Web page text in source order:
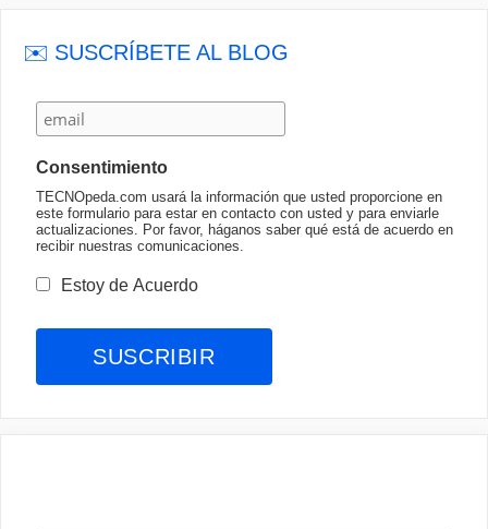
✉️ SUSCRÍBETE AL BLOG
Consentimiento
TECNOpeda.com usará la información que usted proporcione en
este formulario para estar en contacto con usted y para enviarle
actualizaciones. Por favor, háganos saber qué está de acuerdo en
recibir nuestras comunicaciones.
Estoy de Acuerdo